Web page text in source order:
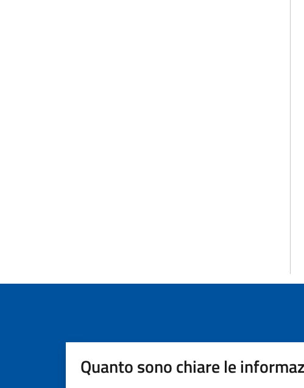
Quanto sono chiare le